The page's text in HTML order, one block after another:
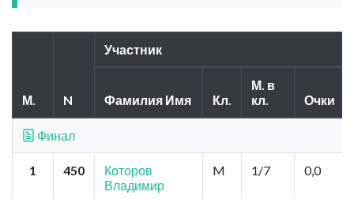
М. N
Участник
Фамилия Имя Кл.
М. в
кл.
Очки
Финал
1 450
Которов
Владимир
M 1/7 0,0